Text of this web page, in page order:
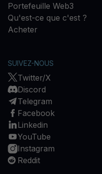
Portefeuille Web3
Qu'est-ce que c'est ?
Acheter
SUIVEZ-NOUS
Twitter/X
Discord
Telegram
Facebook
Linkedin
YouTube
Instagram
Reddit